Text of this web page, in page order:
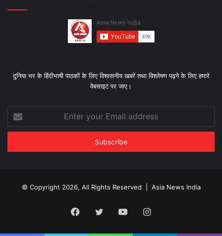
दुनिया भर के हिंदीभाषी पाठकों के लिए विश्‍वसनीय खबरें तथा विश्लेषण पढ़ने के लिए हमारे
वेबसाइट पर जाए।
your
Email
© Copyright 2026, All Rights Reserved | Asia News India
Facebook
TwitterYouTubeInstagram